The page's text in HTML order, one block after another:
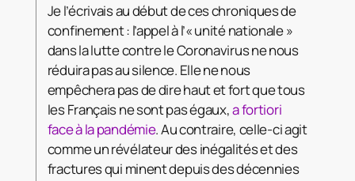
Je l’écrivais au début de ces chroniques de
confinement : l’appel à l’« unité nationale »
dans la lutte contre le Coronavirus ne nous
réduira pas au silence. Elle ne nous
empêchera pas de dire haut et fort que tous
les Français ne sont pas égaux,a fortiori
face à la pandémie. Au contraire, celle-ci agit
comme un révélateur des inégalités et des
fractures qui minent depuis des décennies